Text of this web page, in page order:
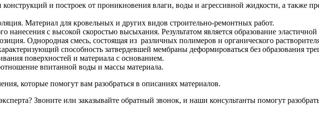
конструкций и построек от проникновения влаги, воды и агрессивной жидкости, а также
Материал для кровельных и других видов строительно-ремонтных работ.
нанесения с высокой скоростью высыхания. Результатом является образование
Однородная смесь, состоящая из различных полимеров и органического
способность затвердевшей мембраны деформироваться без образования
поверхностей и материала с основанием.
впитанной воды и массы материала.
которые помогут вам разобраться в описаниях материалов.
Звоните или заказывайте обратный звонок, и наши консультанты помогут